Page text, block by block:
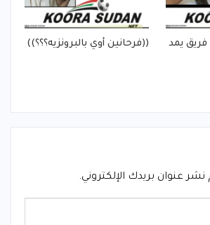
فريق يمد
((فرحانين أوي بالبرونزيه؟؟؟))
نشر عنوان بريدك الإلكتروني.